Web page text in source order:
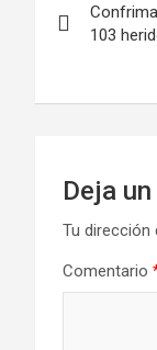
103
Deja
Tu dirección
Comentario